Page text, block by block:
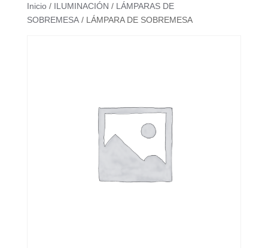
Inicio/ ILUMINACIÓN / LÁMPARAS DE
SOBREMESA/ LÁMPARA DE SOBREMESA